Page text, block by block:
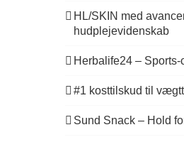
HL/SKIN med
hudplejevidenskab
Herbalife24 – Sports-
#1 kosttilskud til
Sund Snack – Hold